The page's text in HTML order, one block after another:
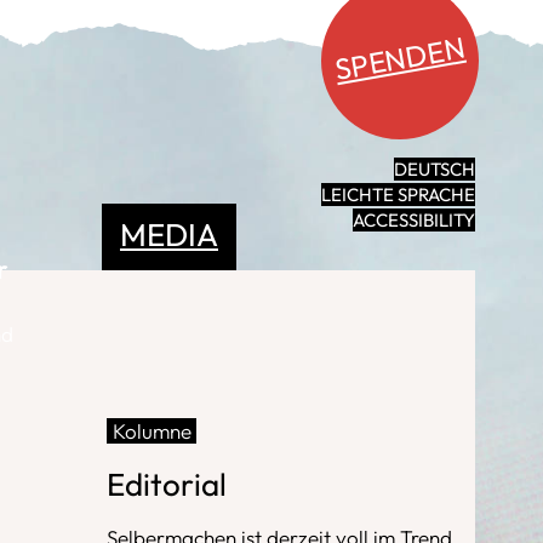
SPENDEN
DEUTSCH
LEICHTE SPRACHE
ACCESSIBILITY
MEDIA
Kolumne
Editorial
Selbermachen ist derzeit voll im Trend